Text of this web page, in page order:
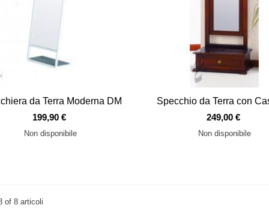
Vista veloceda Terra Moderna DM
199,90 €
Non disponibile
Vista veloce
Specchio da Terra con
249,00 €
Non disponibile
of 8 articoli